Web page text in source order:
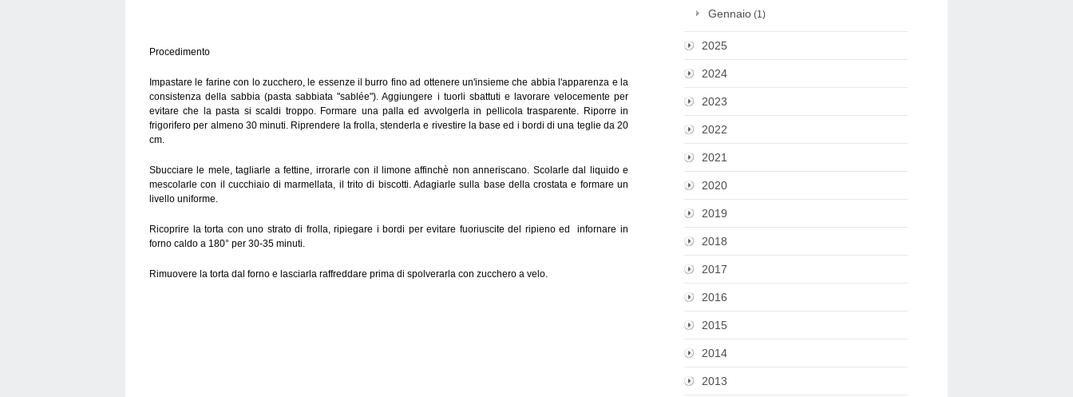
Procedimento
Impastare le farine con lo zucchero, le essenze il burro fino ad ottenere un'insieme che abbia l'apparenza e la
consistenza della sabbia (pasta sabbiata "sablée"). Aggiungere i tuorli sbattuti e lavorare velocemente per
evitare che la pasta si scaldi troppo. Formare una palla ed avvolgerla in pellicola trasparente. Riporre in
frigorifero per almeno 30 minuti. Riprendere la frolla, stenderla e rivestire la base ed i bordi di una teglie da 20
cm.
Sbucciare le mele, tagliarle a fettine, irrorarle con il limone affinchè non anneriscano. Scolarle dal liquido e
mescolarle con il cucchiaio di marmellata, il trito di biscotti. Adagiarle sulla base della crostata e formare un
livello uniforme.
Ricoprire la torta con uno strato di frolla, ripiegare i bordi per evitare fuoriuscite del ripieno ed infornare in
forno caldo a 180° per 30-35 minuti.
Rimuovere la torta dal forno e lasciarla raffreddare prima di spolverarla con zucchero a velo.
Gennaio (1)
2025
2024
2023
2022
2021
2020
2019
2018
2017
2016
2015
2014
2013